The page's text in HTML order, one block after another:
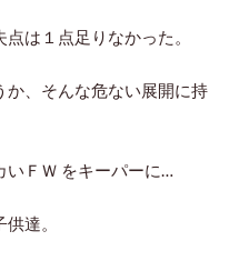
は１点足りなかった。
か、そんな危ない展開に持
ＦＷ をキーパーに…
達。